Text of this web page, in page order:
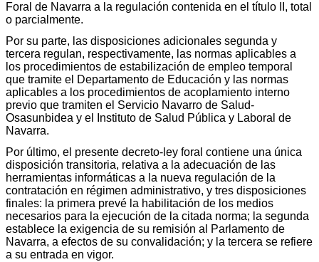
Foral de Navarra a la regulación contenida en el título II, total
o parcialmente.
Por su parte, las disposiciones adicionales segunda y
tercera regulan, respectivamente, las normas aplicables a
los procedimientos de estabilización de empleo temporal
que tramite el Departamento de Educación y las normas
aplicables a los procedimientos de acoplamiento interno
previo que tramiten el Servicio Navarro de Salud-
Osasunbidea y el Instituto de Salud Pública y Laboral de
Navarra.
Por último, el presente decreto-ley foral contiene una única
disposición transitoria, relativa a la adecuación de las
herramientas informáticas a la nueva regulación de la
contratación en régimen administrativo, y tres disposiciones
finales: la primera prevé la habilitación de los medios
necesarios para la ejecución de la citada norma; la segunda
establece la exigencia de su remisión al Parlamento de
Navarra, a efectos de su convalidación; y la tercera se refiere
a su entrada en vigor.